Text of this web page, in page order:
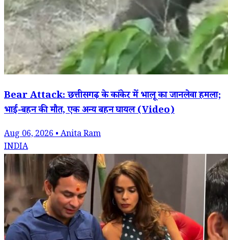
Bear Attack: छत्तीसगढ़ के कांकेर में भालू का जानलेवा हमला;
भाई-बहन की मौत, एक अन्य बहन घायल (Video)
Aug 06, 2026 • Anita Ram
INDIA